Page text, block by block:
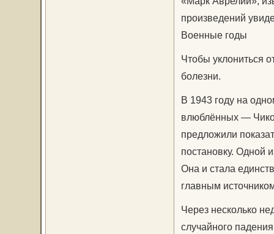
произведений
Военные годы
Чтобы уклониться
болезни.
В 1943 году на
влюблённых —
предложили
постановку. Одной
Она и стала
главным
Через несколько
случайного